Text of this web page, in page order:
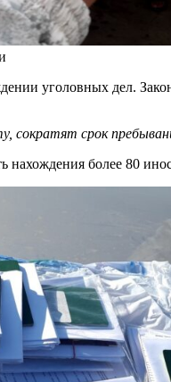
уголовных дел.
срок
более 80